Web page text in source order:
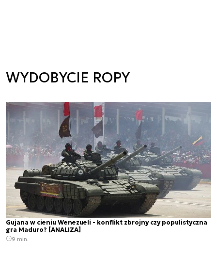
WYDOBYCIE ROPY
Gujana w cieniu Wenezueli - konflikt zbrojny czy populistyczna
gra Maduro? [ANALIZA]
9 min.